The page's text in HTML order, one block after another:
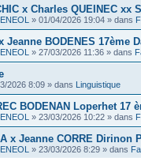
x Charles QUEINEC xx
» 01/04/2026 19:04 » dans
Jeanne BODENES 17ème
» 27/03/2026 11:36 » dans
2026 8:09 » dans Linguistique
BODENAN Loperhet 17
» 23/03/2026 10:22 » dans
x Jeanne CORRE Dirinon
» 23/03/2026 8:29 » dans